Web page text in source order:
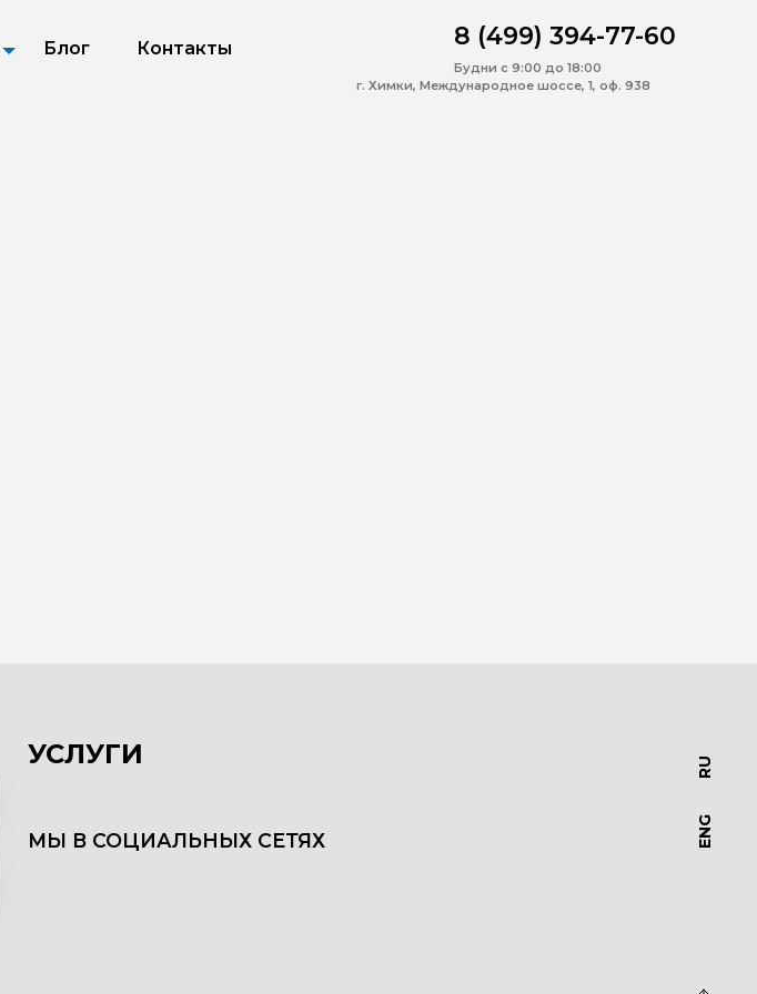
Блог Контакты 8 (499) 394-77-60
Будни с 9:00 до 18:00
г. Химки, Международное шоссе, 1, оф. 938
УСЛУГИ
МЫ В СОЦИАЛЬНЫХ СЕТЯХ ENG
RU